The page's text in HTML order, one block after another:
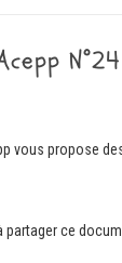
vous propose
partager ce